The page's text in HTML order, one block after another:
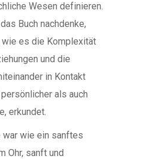
Wesen definieren.
Buch nachdenke,
es die Komplexität
und die
in Kontakt
als auch
erkundet.
wie ein sanftes
Ohr, sanft und